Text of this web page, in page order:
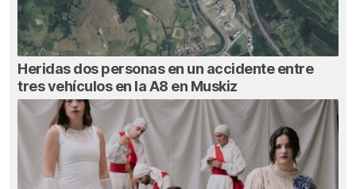
Heridas dos personas en un accidente entre
tres vehículos en la A8 en Muskiz